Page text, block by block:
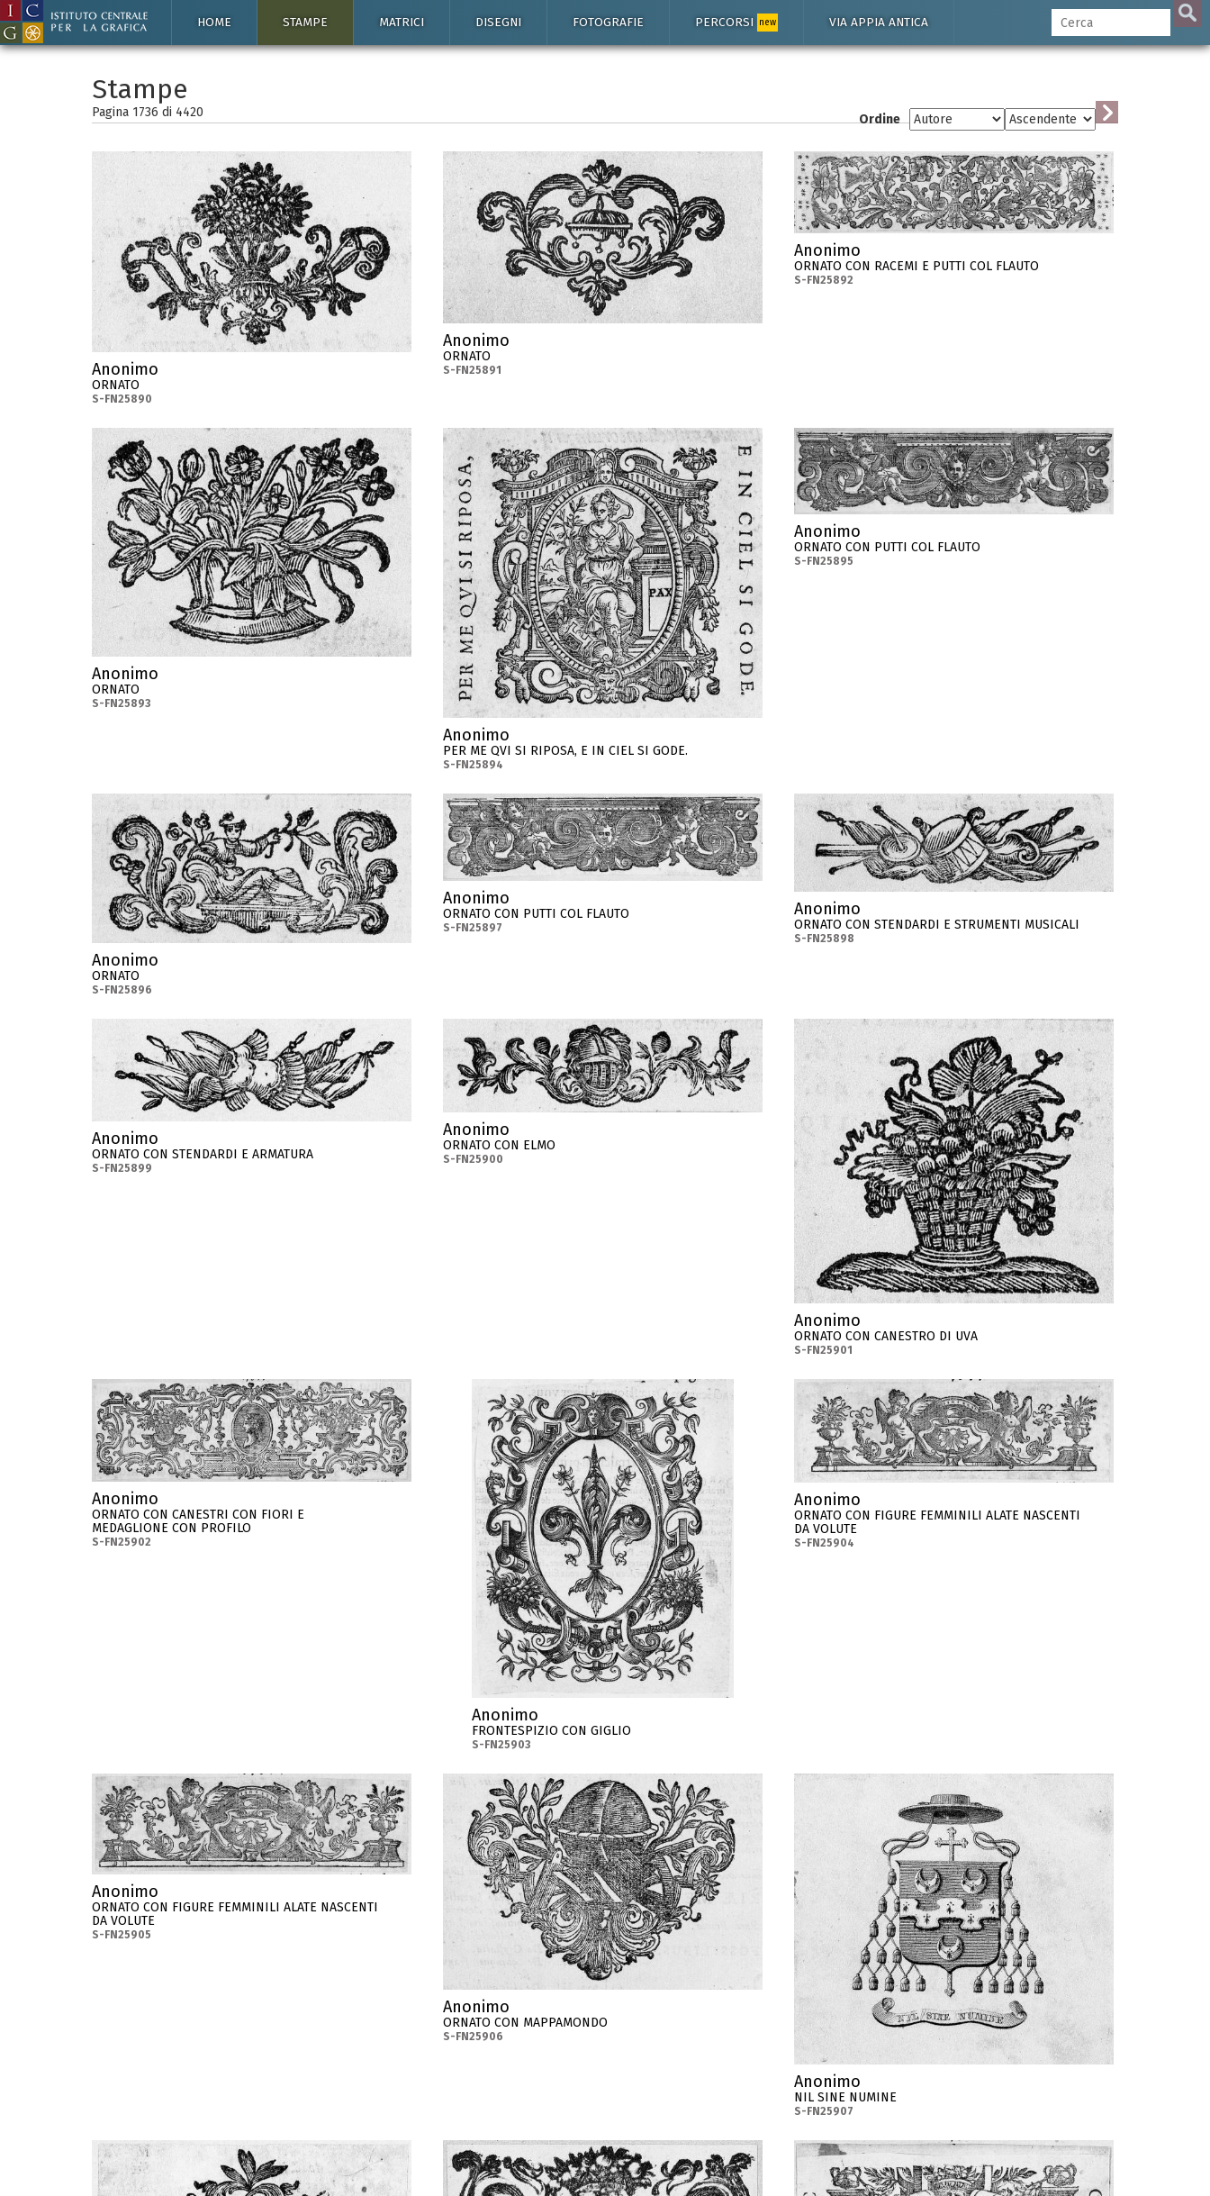
HOME STAMPE MATRICI DISEGNI FOTOGRAFIE PERCORSI new VIA APPIA ANTICA
Stampe
Pagina 1736 di 4420 Ordine
Anonimo
ORNATO
S-FN25890
Anonimo
ORNATO
S-FN25891
Anonimo
ORNATO CON RACEMI E PUTTI COL FLAUTO
S-FN25892
Anonimo
ORNATO
S-FN25893
Anonimo
PER ME QVI SI RIPOSA, E IN CIEL SI GODE.
S-FN25894
Anonimo
ORNATO CON PUTTI COL FLAUTO
S-FN25895
Anonimo
ORNATO
S-FN25896
Anonimo
ORNATO CON PUTTI COL FLAUTO
S-FN25897
Anonimo
ORNATO CON STENDARDI E STRUMENTI MUSICALI
S-FN25898
Anonimo
ORNATO CON STENDARDI E ARMATURA
S-FN25899
Anonimo
ORNATO CON ELMO
S-FN25900
Anonimo
ORNATO CON CANESTRO DI UVA
S-FN25901
Anonimo
ORNATO CON CANESTRI CON FIORI E
MEDAGLIONE CON PROFILO
S-FN25902
Anonimo
FRONTESPIZIO CON GIGLIO
S-FN25903
Anonimo
ORNATO CON FIGURE FEMMINILI ALATE NASCENTI
DA VOLUTE
S-FN25904
Anonimo
ORNATO CON FIGURE FEMMINILI ALATE NASCENTI
DA VOLUTE
S-FN25905
Anonimo
ORNATO CON MAPPAMONDO
S-FN25906
Anonimo
NIL SINE NUMINE
S-FN25907